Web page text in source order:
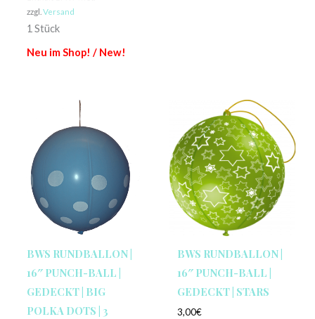
zzgl. Versand
1 Stück
Neu im Shop! / New!
BWS RUNDBALLON |
16″ PUNCH-BALL |
GEDECKT | BIG
POLKA DOTS | 3
BWS RUNDBALLON |
16″ PUNCH-BALL |
GEDECKT | STARS
3,00€